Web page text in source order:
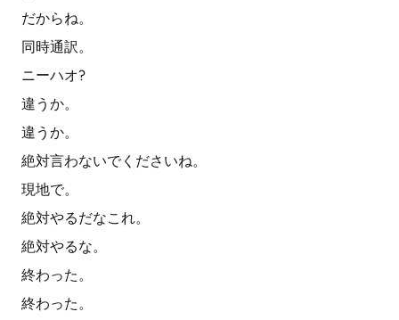
だからね。
同時通訳。
ニーハオ?
違うか。
違うか。
絶対言わないでくださいね。
現地で。
絶対やるだなこれ。
絶対やるな。
終わった。
終わった。